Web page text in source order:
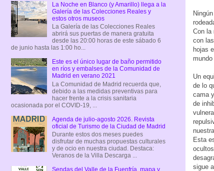
Con la
con
hojas
Un
de lo
cama
de
Esta
sigue
La Noche en Blanco (y Amarillo) llega a la
Galería de las Colecciones Reales y
estos otros museos
La Galería de las Colecciones Reales
abrirá sus puertas de manera gratuita
desde las 20:00 horas de este sábado 6
de junio hasta las 1:00 ho...
Este es el único lugar de baño permitido
en ríos y embalses de la Comunidad de
Madrid en verano 2021
La Comunidad de Madrid recuerda que,
debido a las medidas preventivas para
hacer frente a la crisis sanitaria
ocasionada por el COVID-19, ...
Agenda de julio-agosto 2026. Revista
oficial de Turismo de la Ciudad de Madrid
Durante estos dos meses puedes
disfrutar de muchas propuestas culturales
y de ocio en nuestra ciudad. Destaca:
Veranos de la Villa Descarga ...
Sendas del Valle de la Fuenfría, mapa y